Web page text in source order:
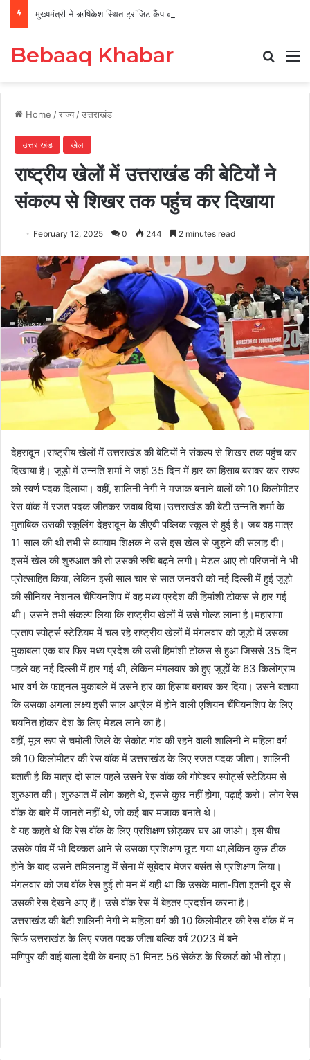
मुख्यमंत्री ने ऋषिकेश स्थित ट्रांजिट कैंप का किया औचक निरीक्षण
Bebaaq Khabar
Home /राज्य /उत्तराखंड
उत्तराखंड खेल
राष्ट्रीय खेलों में उत्तराखंड की बेटियों ने
संकल्प से शिखर तक पहुंच कर दिखाया
February 12, 2025 0 244 2 minutes read
देहरादून।राष्ट्रीय खेलों में उत्तराखंड की बेटियों ने संकल्प से शिखर तक पहुंच कर
दिखाया है। जूड़ो में उन्नति शर्मा ने जहां 35 दिन में हार का हिसाब बराबर कर राज्य
को स्वर्ण पदक दिलाया। वहीं, शालिनी नेगी ने मजाक बनाने वालों को 10 किलोमीटर
रेस वॉक में रजत पदक जीतकर जवाब दिया।उत्तराखंड की बेटी उन्नति शर्मा के
मुताबिक उसकी स्कूलिंग देहरादून के डीएवी पब्लिक स्कूल से हुई है। जब वह मात्र
11 साल की थी तभी से व्यायाम शिक्षक ने उसे इस खेल से जुड़ने की सलाह दी।
इसमें खेल की शुरुआत की तो उसकी रुचि बढ़ने लगी। मेडल आए तो परिजनों ने भी
प्रोत्साहित किया, लेकिन इसी साल चार से सात जनवरी को नई दिल्ली में हुई जूड़ो
की सीनियर नेशनल चैंपियनशिप में वह मध्य प्रदेश की हिमांशी टोकस से हार गई
थी। उसने तभी संकल्प लिया कि राष्ट्रीय खेलों में उसे गोल्ड लाना है।महाराणा
प्रताप स्पोर्ट्स स्टेडियम में चल रहे राष्ट्रीय खेलों में मंगलवार को जूडो में उसका
मुकाबला एक बार फिर मध्य प्रदेश की उसी हिमांशी टोकस से हुआ जिससे 35 दिन
पहले वह नई दिल्ली में हार गई थी, लेकिन मंगलवार को हुए जूड़ों के 63 किलोग्राम
भार वर्ग के फाइनल मुकाबले में उसने हार का हिसाब बराबर कर दिया। उसने बताया
कि उसका अगला लक्ष्य इसी साल अप्रैल में होने वाली एशियन चैंपियनशिप के लिए
चयनित होकर देश के लिए मेडल लाने का है।
वहीं, मूल रूप से चमोली जिले के सेकोट गांव की रहने वाली शालिनी ने महिला वर्ग
की 10 किलोमीटर की रेस वॉक में उत्तराखंड के लिए रजत पदक जीता। शालिनी
बताती है कि मात्र दो साल पहले उसने रेस वॉक की गोपेश्वर स्पोर्ट्स स्टेडियम से
शुरुआत की। शुरुआत में लोग कहते थे, इससे कुछ नहीं होगा, पढ़ाई करो। लोग रेस
वॉक के बारे में जानते नहीं थे, जो कई बार मजाक बनाते थे।
वे यह कहते थे कि रेस वॉक के लिए प्रशिक्षण छोड़कर घर आ जाओ। इस बीच
उसके पांव में भी दिक्कत आने से उसका प्रशिक्षण छूट गया था,लेकिन कुछ ठीक
होने के बाद उसने तमिलनाडु में सेना में सूबेदार मेजर बसंत से प्रशिक्षण लिया।
मंगलवार को जब वॉक रेस हुई तो मन में यही था कि उसके माता-पिता इतनी दूर से
उसकी रेस देखने आए हैं। उसे वॉक रेस में बेहतर प्रदर्शन करना है।
उत्तराखंड की बेटी शालिनी नेगी ने महिला वर्ग की 10 किलोमीटर की रेस वॉक में न
सिर्फ उत्तराखंड के लिए रजत पदक जीता बल्कि वर्ष 2023 में बने
मणिपुर की वाई बाला देवी के बनाए 51 मिनट 56 सेकंड के रिकार्ड को भी तोड़ा।